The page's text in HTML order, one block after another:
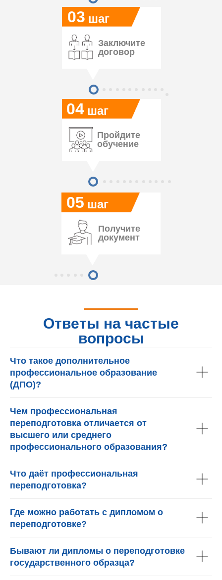
05
04
03 шаг
шаг
шаг
Заключите
договор
Пройдите
обучение
Получите
документ
Ответы на частые
вопросы
Что такое дополнительное
профессиональное образование
(ДПО)?
Чем профессиональная
переподготовка отличается от
высшего или среднего
профессионального образования?
Что даёт профессиональная
переподготовка?
Где можно работать с дипломом о
переподготовке?
Бывают ли дипломы о переподготовке
государственного образца?